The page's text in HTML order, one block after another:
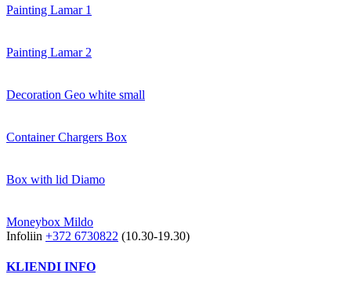
Painting Lamar 1
Painting Lamar 2
Decoration Geo white small
Container Chargers Box
Box with lid Diamo
Moneybox Mildo
Infoliin +372 6730822 (10.30-19.30)
KLIENDI INFO